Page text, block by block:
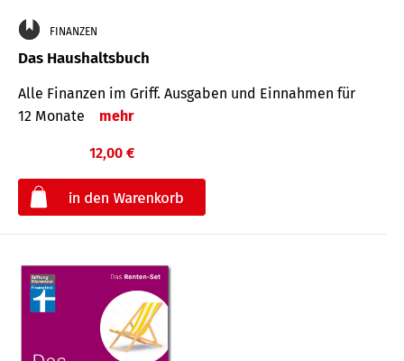
FINANZEN
Das Haushaltsbuch
Alle Finanzen im Griff. Aus­gaben und Ein­nahmen für
12 Monate
mehr
12,00 €